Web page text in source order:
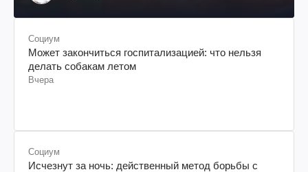
Социум
Может закончиться госпитализацией: что нельзя
делать собакам летом
Вчера
Социум
Исчезнут за ночь: действенный метод борьбы с